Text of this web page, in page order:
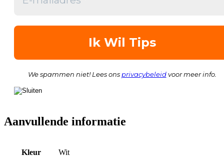
We spammen niet! Lees ons privacybeleidvoor meer info.
Aanvullende informatie
Kleur Wit